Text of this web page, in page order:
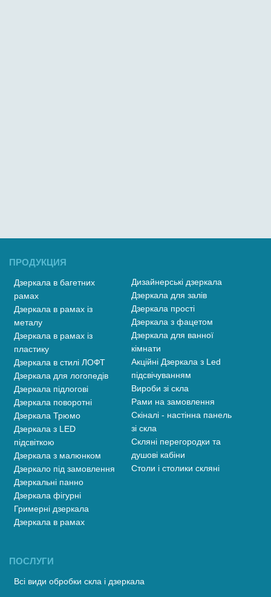
ПРОДУКЦИЯ
Дзеркала в багетних
рамах
Дзеркала в рамах із
металу
Дзеркала в рамах із
пластику
Дзеркала в стилі ЛОФТ
Дзеркала для логопедів
Дзеркала підлогові
Дзеркала поворотні
Дзеркала Трюмо
Дзеркала з LED
підсвіткою
Дзеркала з малюнком
Дзеркало під замовлення
Дзеркальні панно
Дзеркала фігурні
Гримерні дзеркала
Дзеркала в рамах
Дизайнерські дзеркала
Дзеркала для залів
Дзеркала прості
Дзеркала з фацетом
Дзеркала для ванної
кімнати
Акційні Дзеркала з Led
підсвічуванням
Вироби зі скла
Рами на замовлення
Скіналі - настінна панель
зі скла
Скляні перегородки та
душові кабіни
Столи і столики скляні
ПОСЛУГИ
Всі види обробки скла і дзеркала